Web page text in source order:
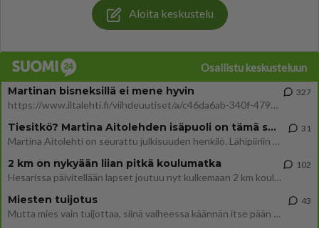
Aloita keskustelu
Osallistu keskusteluun
Martinan bisneksillä ei mene hyvin
https://www.iltalehti.fi/viihdeuutiset/a/c46da6ab-340f-4790-aaa7-0865eed2336 Yrityksen konkurssihakemus on tullut kärä
327
Tiesitkö? Martina Aitolehden isäpuoli on tämä suosittu laulaja
Martina Aitolehti on seurattu julkisuuden henkilö. Lähipiiriin mahtuu muitakin tunnettuja henkilöitä. Tiesitkö, että Ma
31
2 km on nykyään liian pitkä koulumatka
Hesarissa päivitellään lapset joutuu nyt kulkemaan 2 km kouluun jösses. Ruostefillarilla tuo matka menee vaikka miten äk
102
Miesten tuijotus
Mutta mies vain tuijottaa, siinä vaiheessa käännän itse pään pois. Mikä juttu? Yleensä jos joku tuijottaa tai katsoo, hä
43